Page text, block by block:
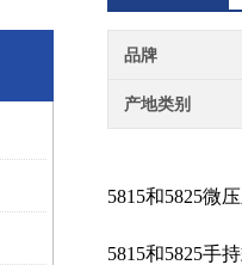
品牌
产地类别
5815和5825微
5815和5825手